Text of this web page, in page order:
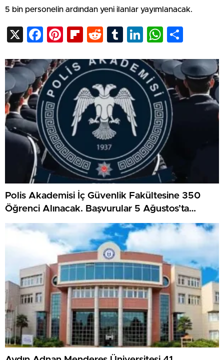
5 bin personelin ardından yeni ilanlar yayımlanacak.
X Facebook
Pinterest
Flipboard
RedditTumblr
LinkedIn
Polis Akademisi İç Güvenlik Fakültesine 350
Öğrenci Alınacak. Başvurular 5 Ağustos’ta
Başladı